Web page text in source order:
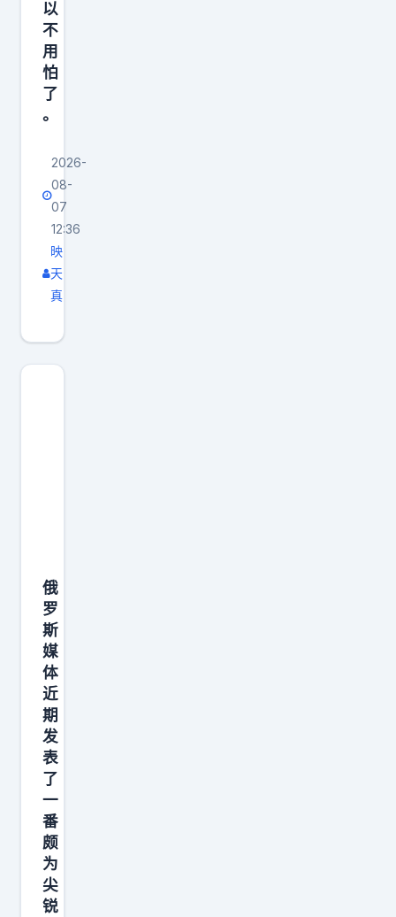
以
不
用
怕
了
。
2026-
08-
07
12:36
映
天
真
俄
罗
斯
媒
体
近
期
发
表
了
一
番
颇
为
尖
锐